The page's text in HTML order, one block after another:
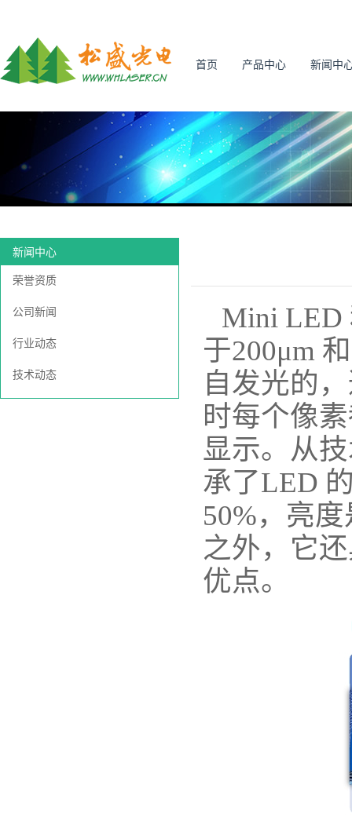
首页 产品中心 新闻中
新闻中心
荣誉资质
公司新闻
行业动态
技术动态
Mini LED
于200μm
自发光的
时每个像
显示。从
承了LED
50%，亮
之外，它
优点。